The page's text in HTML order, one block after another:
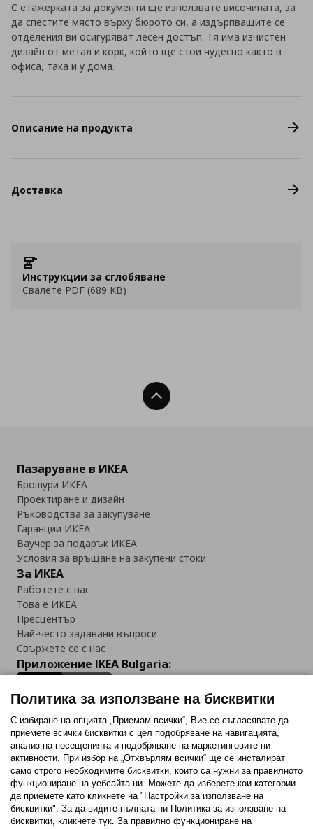
С етажерката за документи ще използвате височината, за
да спестите място върху бюрото си, а издърпващите се
отделения ви осигуряват лесен достъп. Тя има изчистен
дизайн от метал и корк, който ще стои чудесно както в
офиса, така и у дома.
Описание на продукта
Доставка
Инструкции за сглобяване
Свалете PDF (689 KB)
Нагоре
Пазаруване в ИКЕА
Брошури ИКЕА
Проектиране и дизайн
Ръководства за закупуване
Гаранции ИКЕА
Ваучер за подарък ИКЕА
Условия за връщане на закупени стоки
За ИКЕА
Работете с нас
Това е ИКЕА
Пресцентър
Най-често задавани въпроси
Свържете се с нас
Приложение IKEA Bulgaria:
Последвайте ни:
FacebookTwitterYoutubePinterestInstagram
Политика за използване на бисквитки
С избиране на опцията „Приемам всички“, Вие се съгласявате да
приемете всички бисквитки с цел подобряване на навигацията,
анализ на посещенията и подобряване на маркетинговите ни
активности. При избор на „Отхвърлям всички“ ще се инсталират
само строго необходимитe бисквитки, които са нужни за правилното
функциониране на уебсайта ни. Можете да изберете кои категории
да приемете като кликнете на "Настройки за използване на
бисквитки". За да видите пълната ни Политика за използване на
бисквитки, кликнете тук. За правилно функциониране на